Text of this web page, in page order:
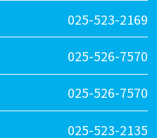
025-523-2169
025-526-7570
025-526-7570
025-523-2135